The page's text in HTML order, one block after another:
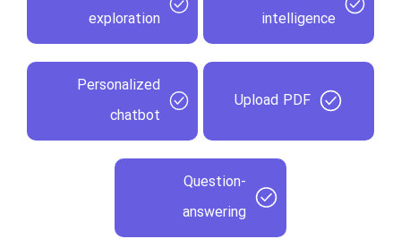
intelligence
exploration
Upload PDF
Personalized
chatbot
Question-
answering